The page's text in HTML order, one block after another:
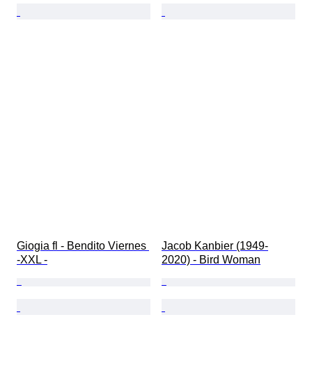
Giogia fl - Bendito Viernes
-XXL -
Jacob Kanbier (1949-
2020) - Bird Woman